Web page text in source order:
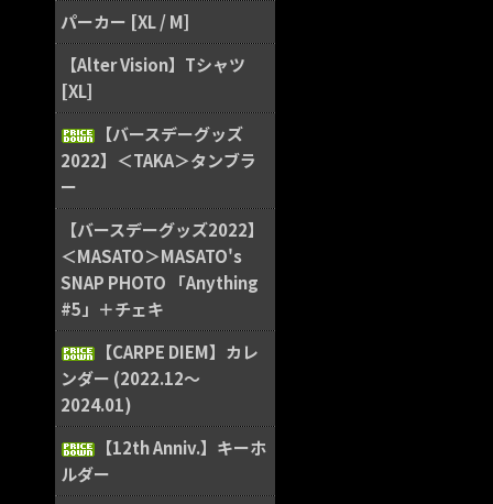
パーカー [XL / M]
【Alter Vision】Tシャツ
[XL]
【バースデーグッズ
2022】＜TAKA＞タンブラ
ー
【バースデーグッズ2022】
＜MASATO＞MASATO's
SNAP PHOTO 「Anything
#5」＋チェキ
【CARPE DIEM】カレ
ンダー (2022.12〜
2024.01)
【12th Anniv.】キーホ
ルダー